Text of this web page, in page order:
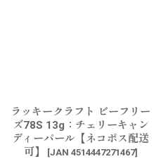
ラッキークラフト ビーフリー
ズ78S 13g：チェリーキャン
ディーパール【ネコポス配送
可】
[JAN 4514447271467]